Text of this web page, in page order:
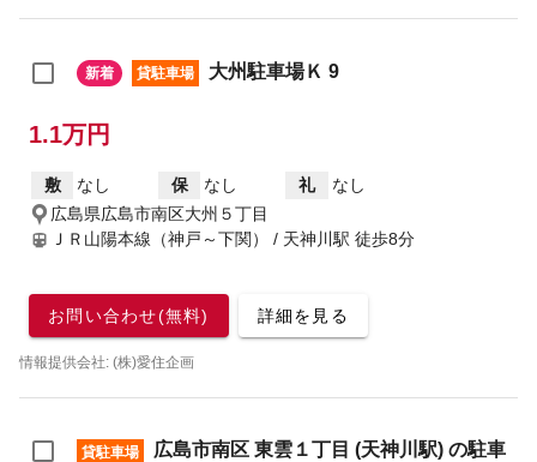
新着 貸駐車場 大州駐車場Ｋ 9
1.1万円
敷 なし 保 なし 礼
なし
広島県広島市南区大州５丁目
ＪＲ山陽本線（神戸～下関） / 天神川駅 徒歩8分
お問い合わせ(無料) 詳細を見る
情報提供会社: (株)愛住企画
貸駐車場
広島市南区 東雲１丁目 (天神川駅) の駐車